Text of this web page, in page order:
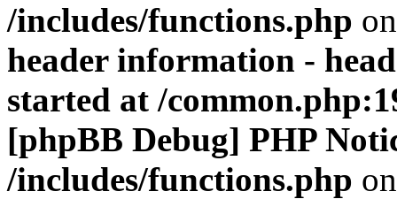
/includes/functions.php
header information -
started at /
[phpBB Debug] PHP
/includes/functions.php